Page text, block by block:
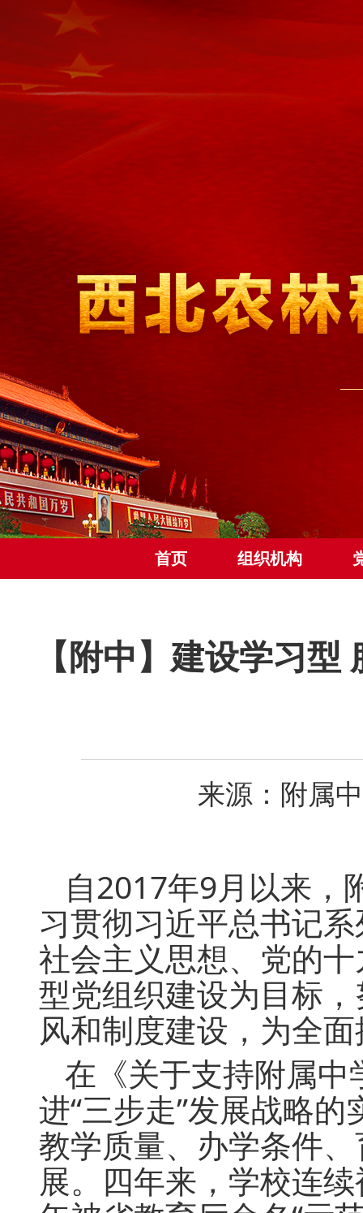
首页 组织机构
【附中】建设学习
来源：附属
自2017年9月以来，
习贯彻习近平总书记
社会主义思想、党的
型党组织建设为目标
风和制度建设，为全
在《关于支持附属
进“三步走”发展战略
教学质量、办学条件
展。四年来，学校连